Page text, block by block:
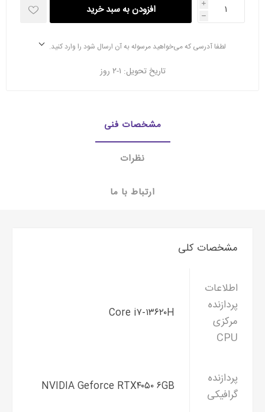
i
h افزودن به سبد خرید
لطفا آدرسی که می‌خواهید مرسوله به آن ارسال شود را وارد کنید.
تاریخ تحویل: ۱-۲ روز
مشخصات فنی
نظرات
ارتباط با ما
مشخصات کلی
اطلاعات
پردازنده
مرکزی
CPU
Core i۷-۱۳۶۲۰H
پردازنده
گرافیکی
NVIDIA Geforce RTX۴۰۵۰ ۶GB